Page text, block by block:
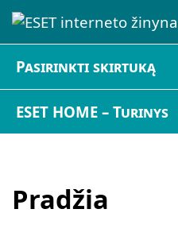
Pasirinkti skirtuką
ESET HOME – Turinys
Pradžia